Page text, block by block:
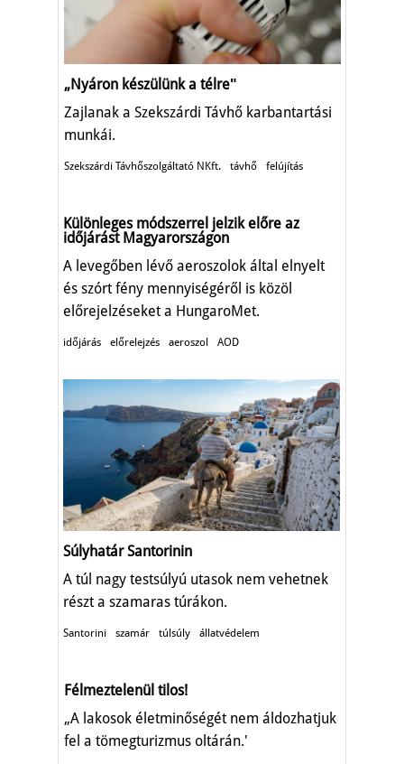
„Nyáron készülünk a télreʺ
Zajlanak a Szekszárdi Távhő karbantartási
munkái.
Szekszárdi Távhőszolgáltató NKft. távhő felújítás
Különleges módszerrel jelzik előre az
időjárást Magyarországon
A levegőben lévő aeroszolok által elnyelt
és szórt fény mennyiségéről is közöl
előrejelzéseket a HungaroMet.
időjárás előrelejzés aeroszol AOD
Súlyhatár Santorinin
A túl nagy testsúlyú utasok nem vehetnek
részt a szamaras túrákon.
Santorini szamár túlsúly állatvédelem
Félmeztelenül tilos!
„A lakosok életminőségét nem áldozhatjuk
fel a tömegturizmus oltárán.'